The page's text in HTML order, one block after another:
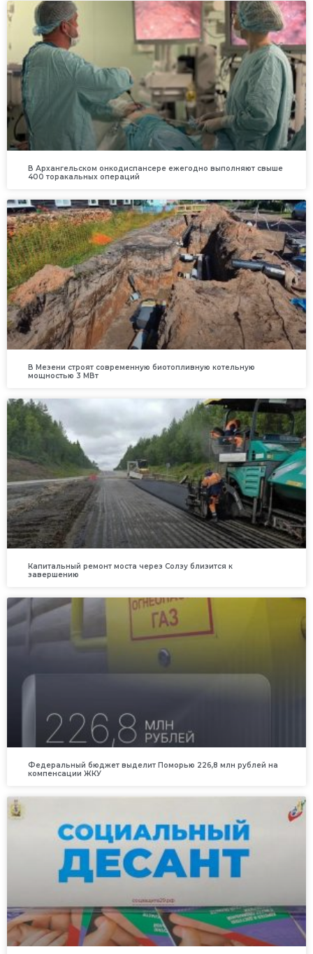
В Архангельском онкодиспансере ежегодно выполняют свыше
400 торакальных операций
В Мезени строят современную биотопливную котельную
мощностью 3 МВт
Капитальный ремонт моста через Солзу близится к
завершению
Федеральный бюджет выделит Поморью 226,8 млн рублей на
компенсации ЖКУ